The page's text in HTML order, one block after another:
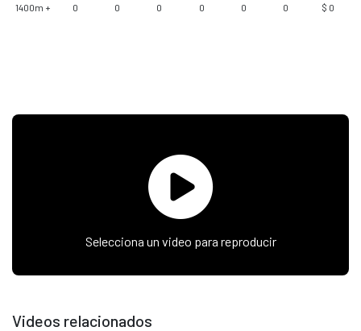
1400m + 0 0 0 0 0 0 $ 0
Selecciona un video para reproducir
Videos relacionados